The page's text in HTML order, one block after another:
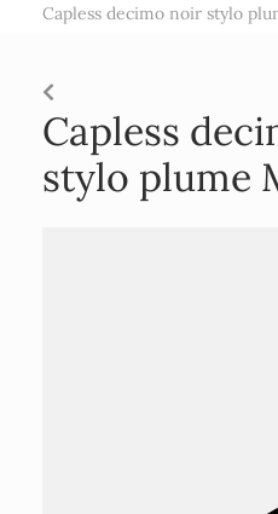
Capless decimo noir stylo
Capless
stylo plume